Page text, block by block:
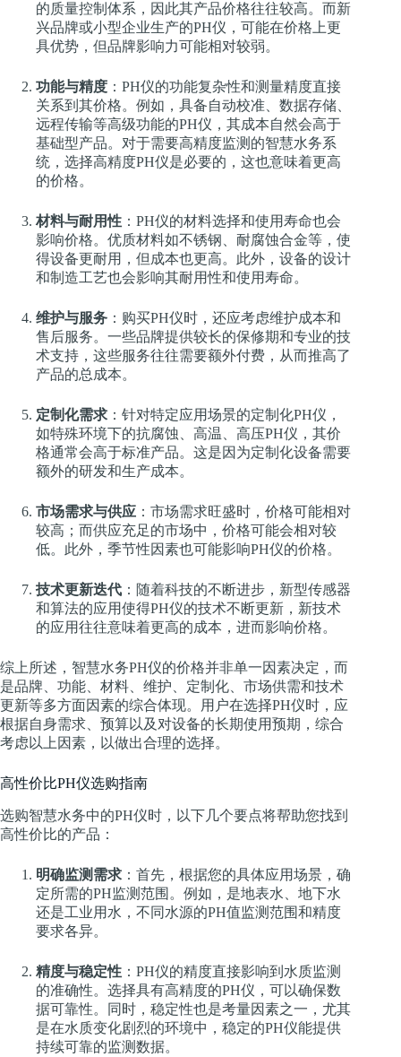
的质量控制体系，因此其产品价格往往较高。而新
兴品牌或小型企业生产的PH仪，可能在价格上更
具优势，但品牌影响力可能相对较弱。
功能与精度 ：PH仪的功能复杂性和测量精度直接
关系到其价格。例如，具备自动校准、数据存储、
远程传输等高级功能的PH仪，其成本自然会高于
基础型产品。对于需要高精度监测的智慧水务系
统，选择高精度PH仪是必要的，这也意味着更高
的价格。
材料与耐用性 ：PH仪的材料选择和使用寿命也会
影响价格。优质材料如不锈钢、耐腐蚀合金等，使
得设备更耐用，但成本也更高。此外，设备的设计
和制造工艺也会影响其耐用性和使用寿命。
维护与服务 ：购买PH仪时，还应考虑维护成本和
售后服务。一些品牌提供较长的保修期和专业的技
术支持，这些服务往往需要额外付费，从而推高了
产品的总成本。
定制化需求 ：针对特定应用场景的定制化PH仪，
如特殊环境下的抗腐蚀、高温、高压PH仪，其价
格通常会高于标准产品。这是因为定制化设备需要
额外的研发和生产成本。
市场需求与供应 ：市场需求旺盛时，价格可能相对
较高；而供应充足的市场中，价格可能会相对较
低。此外，季节性因素也可能影响PH仪的价格。
技术更新迭代 ：随着科技的不断进步，新型传感器
和算法的应用使得PH仪的技术不断更新，新技术
的应用往往意味着更高的成本，进而影响价格。
综上所述，智慧水务PH仪的价格并非单一因素决定，而
是品牌、功能、材料、维护、定制化、市场供需和技术
更新等多方面因素的综合体现。用户在选择PH仪时，应
根据自身需求、预算以及对设备的长期使用预期，综合
考虑以上因素，以做出合理的选择。
高性价比PH仪选购指南
选购智慧水务中的PH仪时，以下几个要点将帮助您找到
高性价比的产品：
明确监测需求 ：首先，根据您的具体应用场景，确
定所需的PH监测范围。例如，是地表水、地下水
还是工业用水，不同水源的PH值监测范围和精度
要求各异。
精度与稳定性 ：PH仪的精度直接影响到水质监测
的准确性。选择具有高精度的PH仪，可以确保数
据可靠性。同时，稳定性也是考量因素之一，尤其
是在水质变化剧烈的环境中，稳定的PH仪能提供
持续可靠的监测数据。